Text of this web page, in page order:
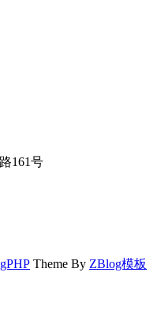
161号
Theme By ZBlog模板